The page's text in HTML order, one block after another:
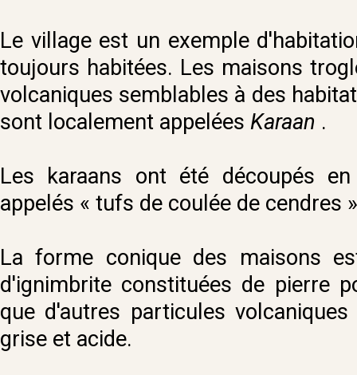
Le village est un exemple
toujours habitées. Les maisons
volcaniques semblables à des
sont localement appelées Karaan .
Les karaans ont été découpés
appelés « tufs de coulée de cendres
La forme conique des maisons
d'ignimbrite constituées de pierre
que d'autres particules
grise et acide.